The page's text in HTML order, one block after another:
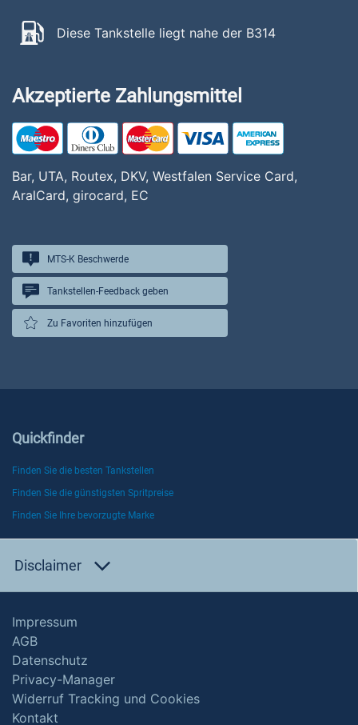
Diese Tankstelle liegt nahe der B314
Akzeptierte Zahlungsmittel
Bar, UTA, Routex, DKV, Westfalen Service Card,
AralCard, girocard, EC
MTS-K Beschwerde
Tankstellen-Feedback geben
Zu Favoriten hinzufügen
Quickfinder
Finden Sie die besten Tankstellen
Finden Sie die günstigsten Spritpreise
Finden Sie Ihre bevorzugte Marke
Disclaimer
Impressum
AGB
Datenschutz
Privacy-Manager
Widerruf Tracking und Cookies
Kontakt